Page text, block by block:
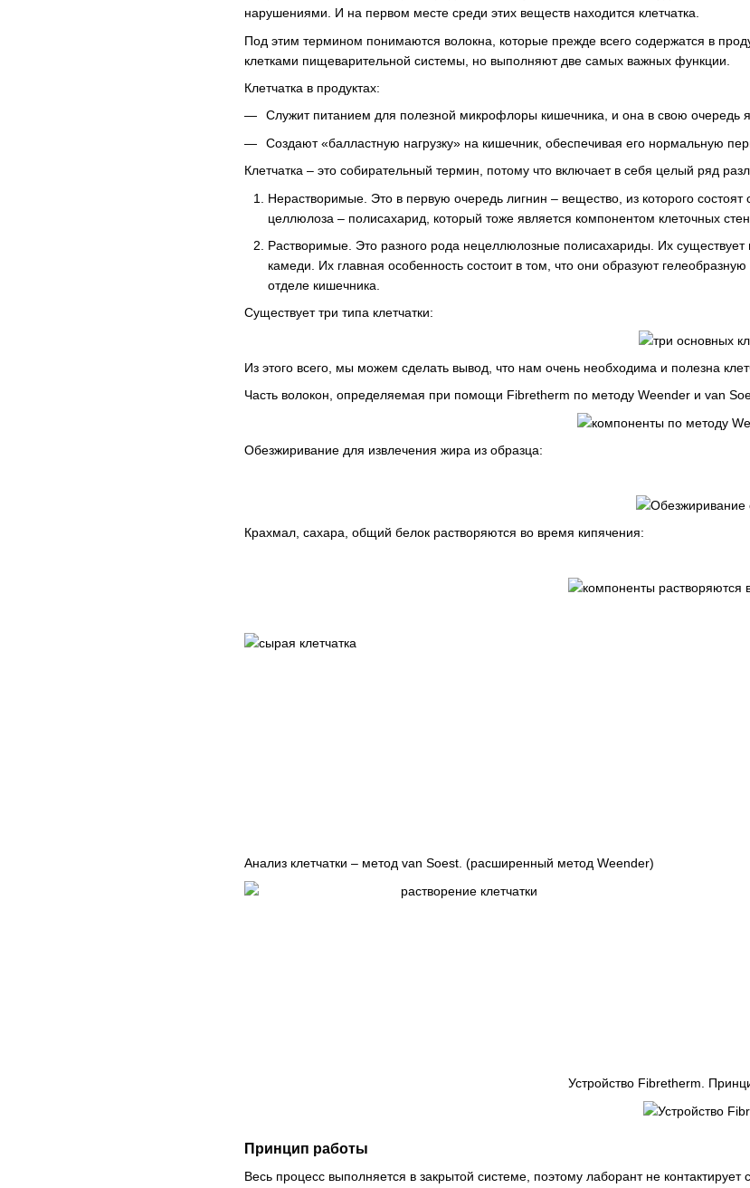
нарушениями. И на первом месте среди этих веществ находится клетчатка.
Под этим термином понимаются волокна, которые прежде всего содержатся в
клетками пищеварительной системы, но выполняют две самых важных функции.
Клетчатка в продуктах:
Служит питанием для полезной микрофлоры кишечника, и она в свою очередь
Создают «балластную нагрузку» на кишечник, обеспечивая его нормальную
Клетчатка – это собирательный термин, потому что включает в себя целый ряд
Нерастворимые. Это в первую очередь лигнин – вещество, из которого
целлюлоза – полисахарид, который тоже является компонентом клеточных
Растворимые. Это разного рода нецеллюлозные полисахариды. Их
камеди. Их главная особенность состоит в том, что они образуют
отделе кишечника.
Существует три типа клетчатки:
Из этого всего, мы можем сделать вывод, что нам очень необходима и полезна
Часть волокон, определяемая при помощи Fibretherm по методу Weender и van
Обезжиривание для извлечения жира из образца:
Крахмал, сахара, общий белок растворяются во время кипячения:
Анализ клетчатки – метод van Soest. (расширенный метод Weender)
Устройство Fibretherm.
Принцип работы
Весь процесс выполняется в закрытой системе, поэтому лаборант не